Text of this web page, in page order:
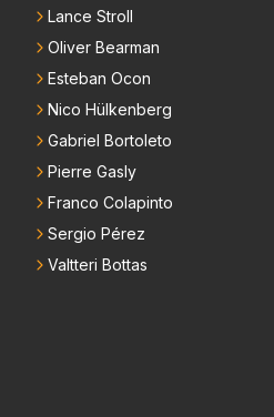
Lance Stroll
Oliver Bearman
Esteban Ocon
Nico Hülkenberg
Gabriel Bortoleto
Pierre Gasly
Franco Colapinto
Sergio Pérez
Valtteri Bottas